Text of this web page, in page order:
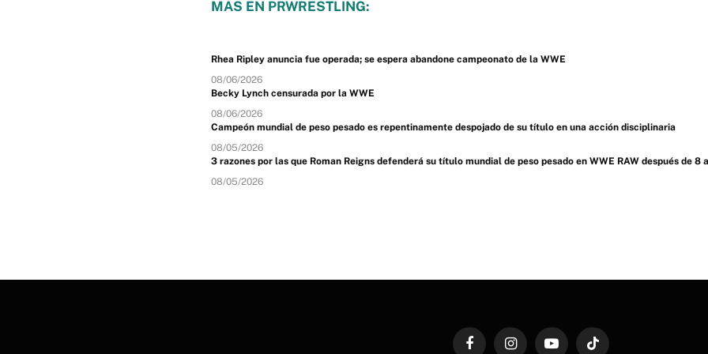
MÁS EN PRWRESTLING:
Rhea Ripley anuncia fue operada; se espera abandone campeonato de la WWE
08/06/2026
Becky Lynch censurada por la WWE
08/06/2026
Campeón mundial de peso pesado es repentinamente despojado de su título en una acción disciplinaria
08/05/2026
3 razones por las que Roman Reigns defenderá su título mundial de peso pesado en WWE RAW después de 8
08/05/2026
FacebookInstagramYouTubeTikTok